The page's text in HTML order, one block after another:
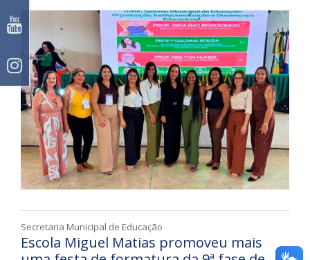
Secretaria Municipal de Educação
Escola Miguel Matias promoveu mais